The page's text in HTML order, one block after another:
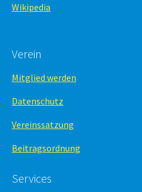
Wikipedia
Verein
Mitglied werden
Datenschutz
Vereinssatzung
Beitragsordnung
Services